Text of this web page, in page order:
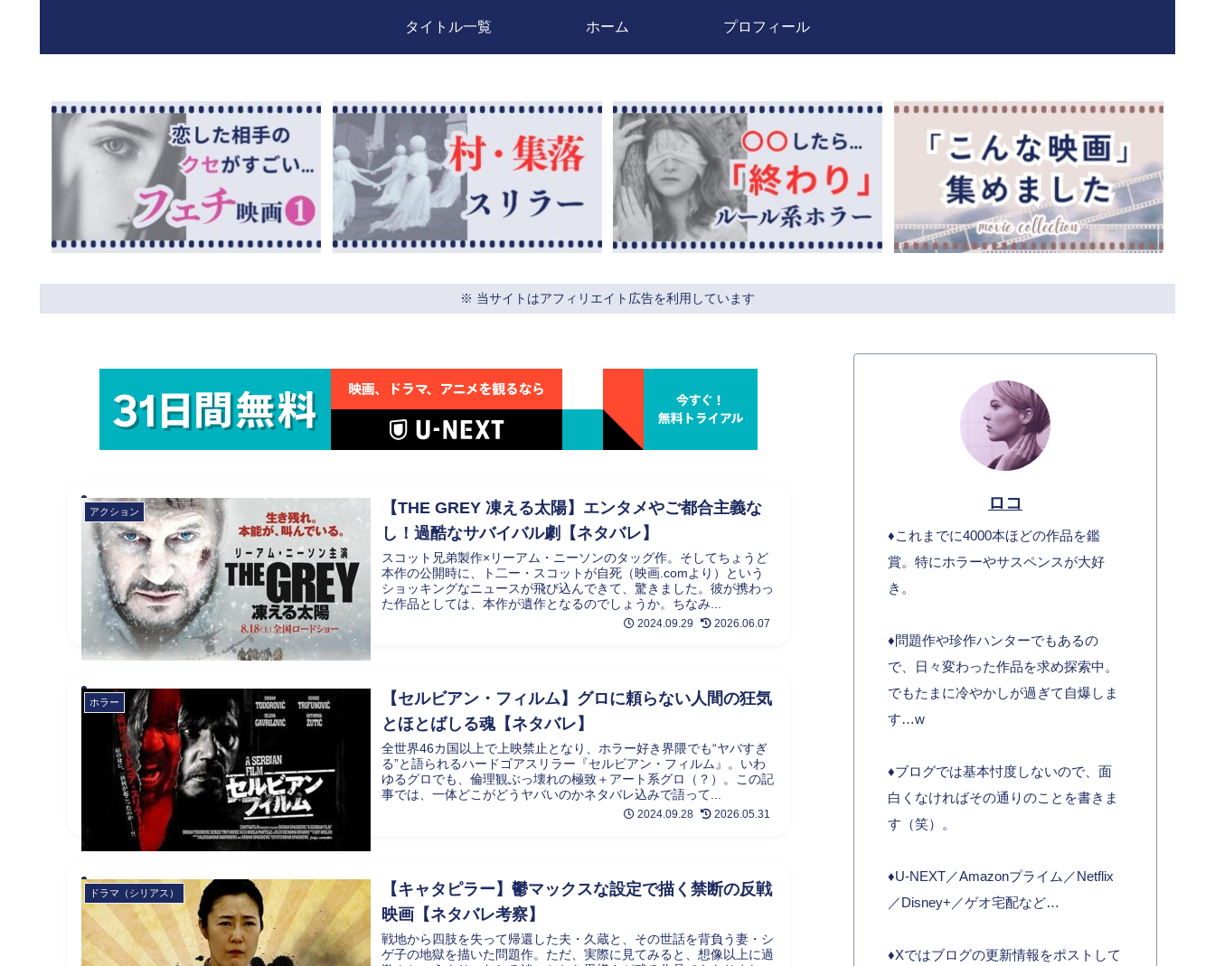
タイトル一覧 ホーム プロフィール
※ 当サイトはアフィリエイト広告を利用しています
アクション
【THE GREY 凍える太陽】エンタメやご都合主義な
し！過酷なサバイバル劇【ネタバレ】
スコット兄弟製作×リーアム・ニーソンのタッグ作。そしてちょうど
本作の公開時に、ト二ー・スコットが自死（映画.comより）という
ショッキングなニュースが飛び込んできて、驚きました。彼が携わっ
た作品としては、本作が遺作となるのでしょうか。ちなみ...
2024.09.29 2026.06.07
ホラー
【セルビアン・フィルム】グロに頼らない人間の狂気
とほとばしる魂【ネタバレ】
全世界46カ国以上で上映禁止となり、ホラー好き界隈でも“ヤバすぎ
る”と語られるハードゴアスリラー『セルビアン・フィルム』。いわ
ゆるグロでも、倫理観ぶっ壊れの極致＋アート系グロ（？）。この記
事では、一体どこがどうヤバいのかネタバレ込みで語って...
2024.09.28 2026.05.31
ドラマ（シリアス）
【キャタピラー】鬱マックスな設定で描く禁断の反戦
映画【ネタバレ考察】
戦地から四肢を失って帰還した夫・久蔵と、その世話を背負う妻・シ
ゲ子の地獄を描いた問題作。ただ、実際に見てみると、想像以上に過
ロコ
♦︎これまでに4000本ほどの作品を鑑
賞。特にホラーやサスペンスが大好
き。
♦︎問題作や珍作ハンターでもあるの
で、日々変わった作品を求め探索中。
でもたまに冷やかしが過ぎて自爆しま
す…w
♦︎ブログでは基本忖度しないので、面
白くなければその通りのことを書きま
す（笑）。
♦︎U-NEXT／Amazonプライム／Netflix
／Disney+／ゲオ宅配など…
♦︎Xではブログの更新情報をポストして